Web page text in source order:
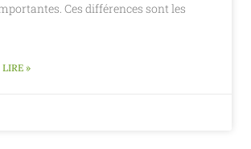
Ces différences sont les
»